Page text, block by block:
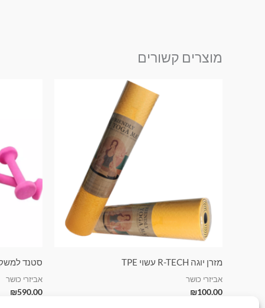
מוצרים קשורים
מזרן יוגה R-TECH עשוי TPE
אביזרי כושר
₪100.00
סטנד
אביזרי כושר
₪590.00